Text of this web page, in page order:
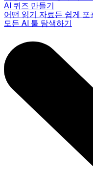
AI 퀴즈 만들기
어떤 읽기 자료든 쉽게
모든 AI 툴 탐색하기